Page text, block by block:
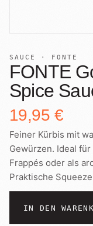
Lohnabfüllung
International
Zubehör
Geschenkideen
Fonte Blends
All About
Alle Produkte
08 Laden
09 Reparatur
Kurse
SAUCE · FONTE
FONTE
Spice
19,95 €
Feiner Kürbis mit
Gewürzen. Ideal
Frappés oder als
Praktische
IN DEN